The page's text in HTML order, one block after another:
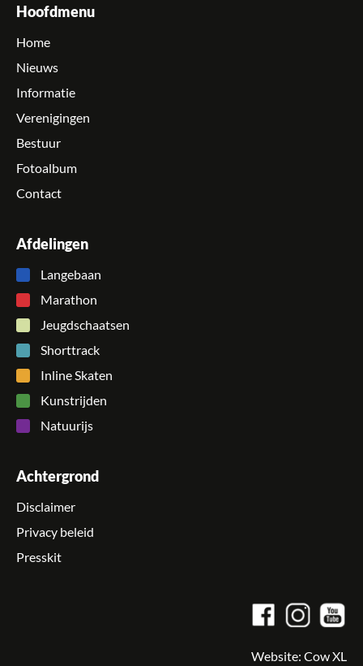
Hoofdmenu
Home
Nieuws
Informatie
Verenigingen
Bestuur
Fotoalbum
Contact
Afdelingen
Langebaan
Marathon
Jeugdschaatsen
Shorttrack
Inline Skaten
Kunstrijden
Natuurijs
Achtergrond
Disclaimer
Privacy beleid
Presskit
Website: Cow XL